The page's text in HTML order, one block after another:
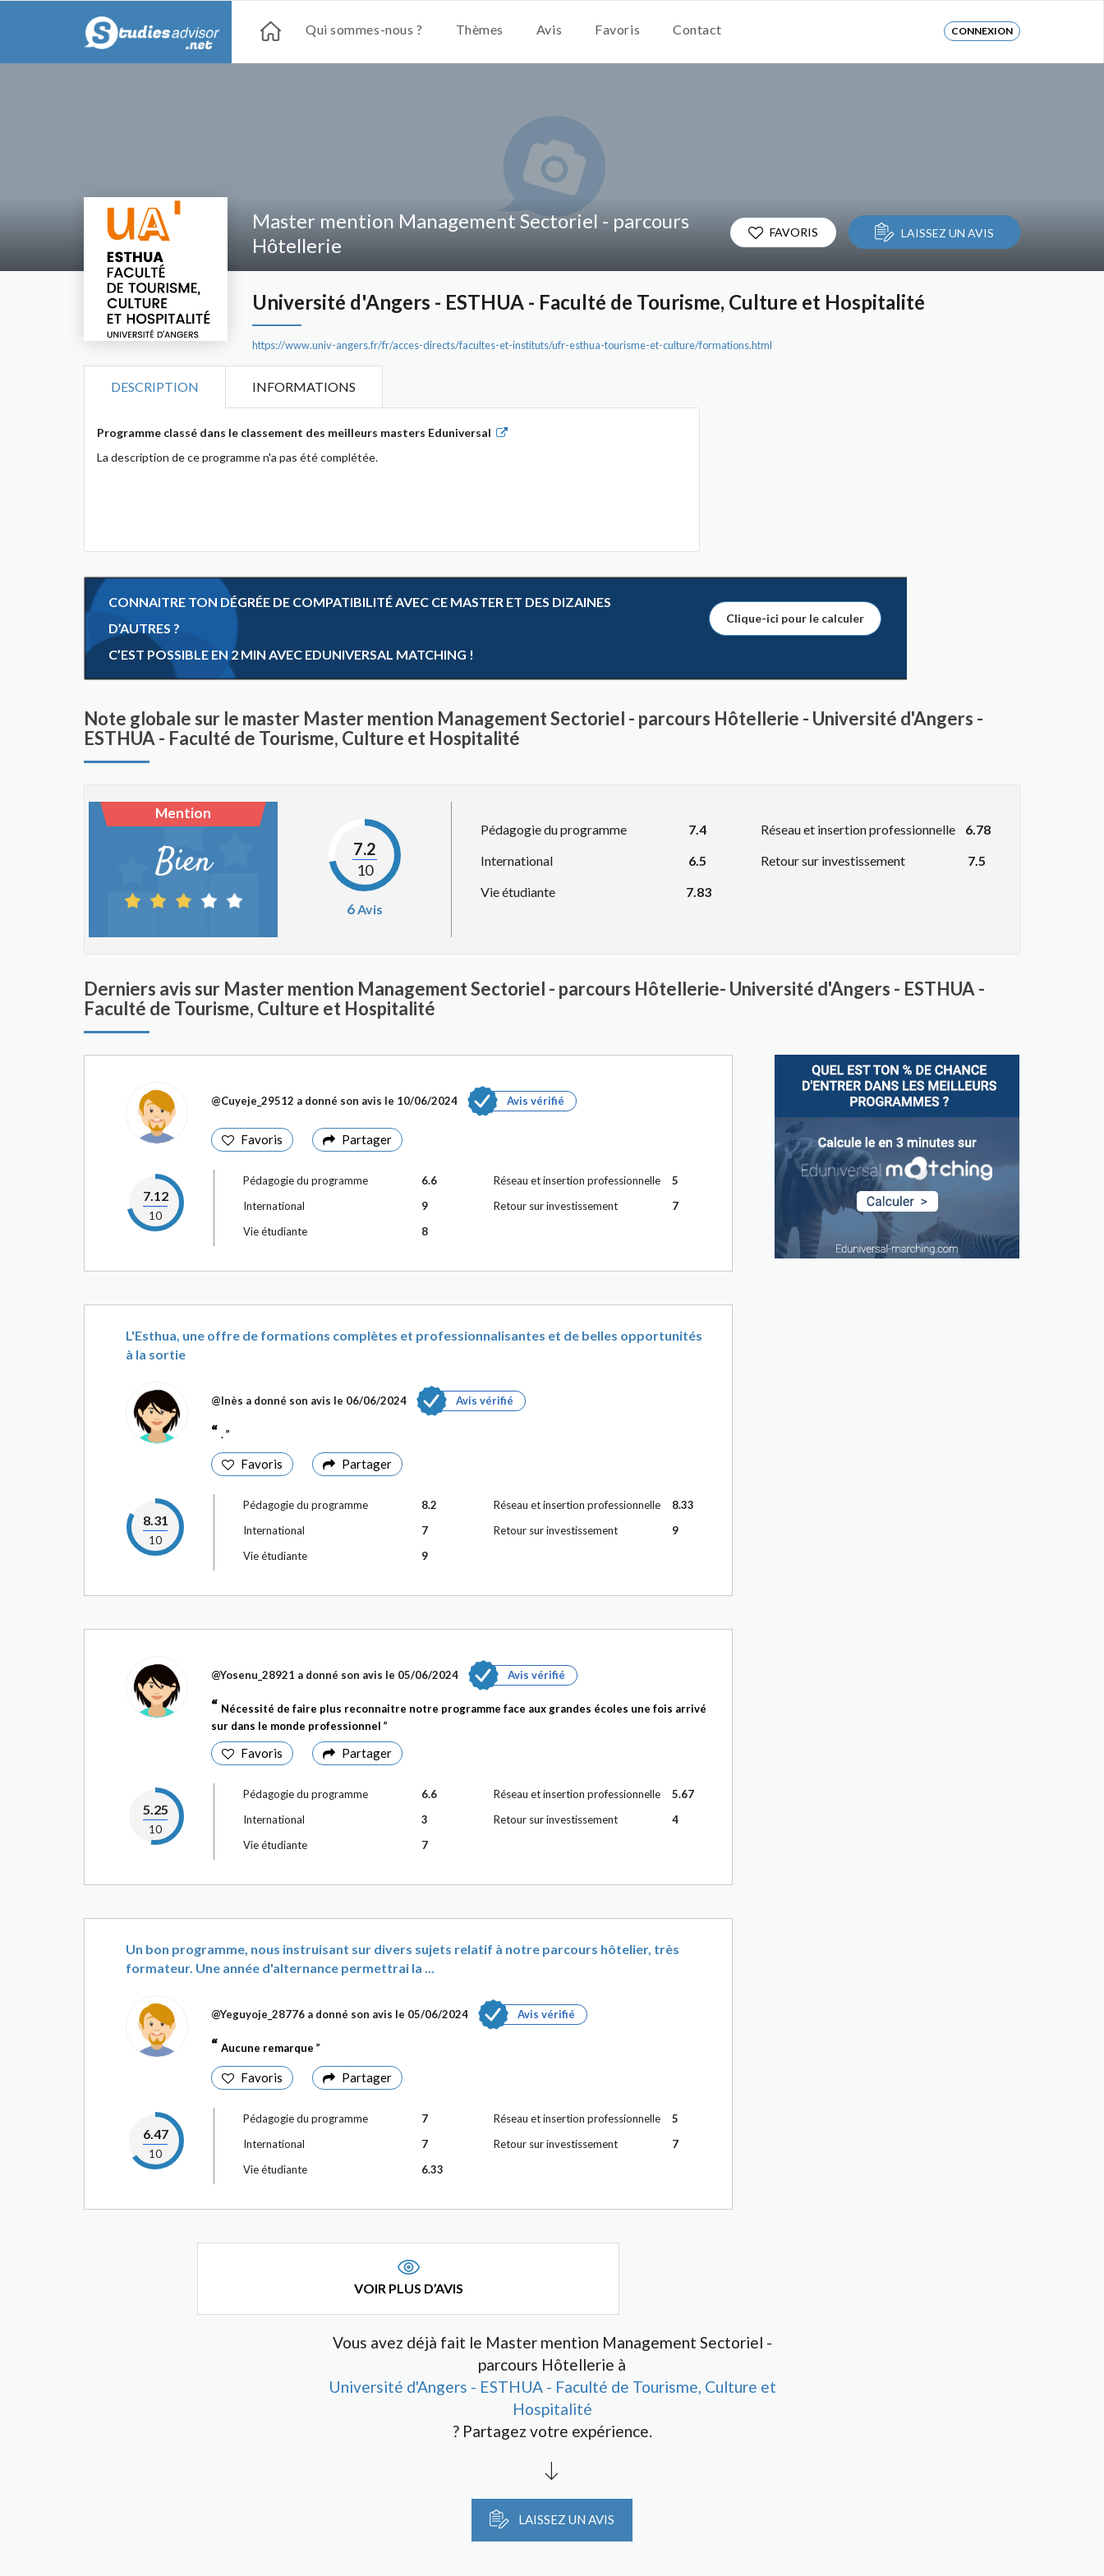
Qui sommes-nous ? Thèmes Avis Favoris Contact CONNEXION
Master mention Management Sectoriel - parcours
Hôtellerie
Université d'Angers - ESTHUA - Faculté de Tourisme, Culture et Hospitalité
https://www.univ-angers.fr/fr/acces-directs/facultes-et-instituts/ufr-esthua-tourisme-et-culture/formations.html
FAVORIS LAISSEZ UN AVIS
DESCRIPTION INFORMATIONS
Programme classé dans le classement des meilleurs masters Eduniversal
La description de ce programme n'a pas été complétée.
CONNAITRE TON DÉGRÉE DE COMPATIBILITÉ AVEC CE MASTER ET DES DIZAINES
D’AUTRES ?
C’EST POSSIBLE EN 2 MIN AVEC EDUNIVERSAL MATCHING !
Clique-ici pour le calculer
Note globale sur le master Master mention Management Sectoriel - parcours Hôtellerie - Université d'Angers -
ESTHUA - Faculté de Tourisme, Culture et Hospitalité
Mention
Bien 7.2
10
6 Avis
Pédagogie du programme
7.4
International
6.5
Vie étudiante
7.83
Réseau et insertion professionnelle
6.78
Retour sur investissement
7.5
Derniers avis sur Master mention Management Sectoriel - parcours Hôtellerie- Université d'Angers - ESTHUA -
Faculté de Tourisme, Culture et Hospitalité
@Cuyeje_29512 a donné son avis le 10/06/2024 Avis vérifié
Favoris Partager
7.12
10
Pédagogie du programme
6.6
International
9
Vie étudiante
8
Réseau et insertion professionnelle
5
Retour sur investissement
7
L'Esthua, une offre de formations complètes et professionnalisantes et de belles opportunités
à la sortie
@Inès a donné son avis le 06/06/2024 Avis vérifié
.
Favoris Partager
8.31
10
Pédagogie du programme
8.2
International
7
Vie étudiante
9
Réseau et insertion professionnelle
8.33
Retour sur investissement
9
@Yosenu_28921 a donné son avis le 05/06/2024 Avis vérifié
Nécessité de faire plus reconnaitre notre programme face aux grandes écoles une fois arrivé
sur dans le monde professionnel
Favoris Partager
5.25
10
Pédagogie du programme
6.6
International
3
Vie étudiante
7
Réseau et insertion professionnelle
5.67
Retour sur investissement
4
Un bon programme, nous instruisant sur divers sujets relatif à notre parcours hôtelier, très
formateur. Une année d'alternance permettrai la ...
@Yeguyoje_28776 a donné son avis le 05/06/2024 Avis vérifié
Aucune remarque
Favoris Partager
6.47
10
Pédagogie du programme
7
International
7
Vie étudiante
6.33
Réseau et insertion professionnelle
5
Retour sur investissement
7
VOIR PLUS D’AVIS
Vous avez déjà fait le Master mention Management Sectoriel -
parcours Hôtellerie à
Université d'Angers - ESTHUA - Faculté de Tourisme, Culture et
Hospitalité
? Partagez votre expérience.
LAISSEZ UN AVIS